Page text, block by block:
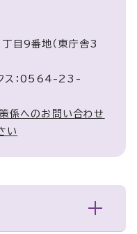
9番地（東庁舎3
ス：0564-23-
係へのお問い合わせ
い